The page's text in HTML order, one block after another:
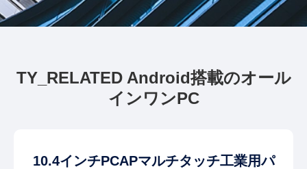
TY_RELATED Android搭載のオール
インワンPC
10.4インチPCAPマルチタッチ工業用パ